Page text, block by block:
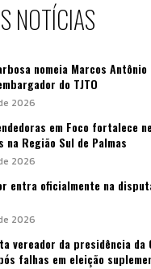
NOTÍCIAS
nomeia Marcos
do TJTO
2026
em Foco fortalece
na Região Sul de Palmas
2026
entra oficialmente na
2026
vereador da presidência da
falhas em eleição